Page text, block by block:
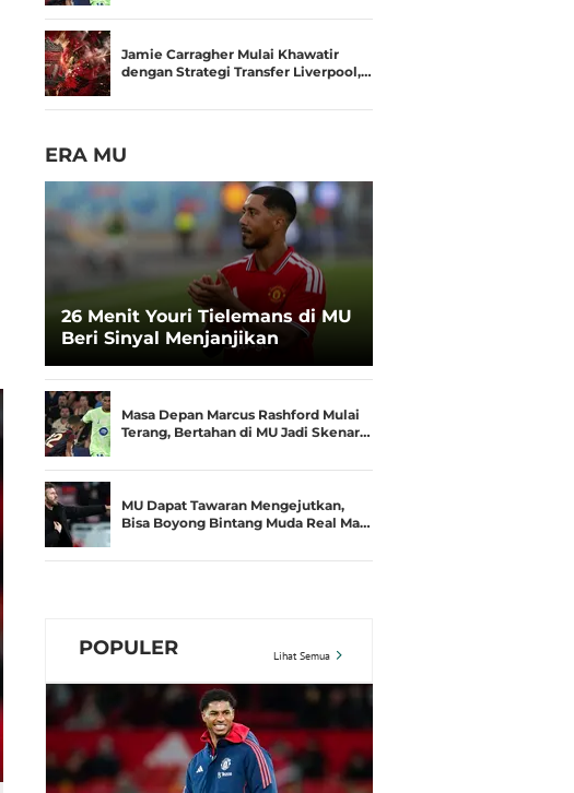
Jamie Carragher Mulai Khawatir
dengan Strategi Transfer Liverpool,…
ERA MU
26 Menit Youri Tielemans di MU
Beri Sinyal Menjanjikan
Masa Depan Marcus Rashford Mulai
Terang, Bertahan di MU Jadi Skenar…
MU Dapat Tawaran Mengejutkan,
Bisa Boyong Bintang Muda Real Ma…
POPULER Lihat Semua